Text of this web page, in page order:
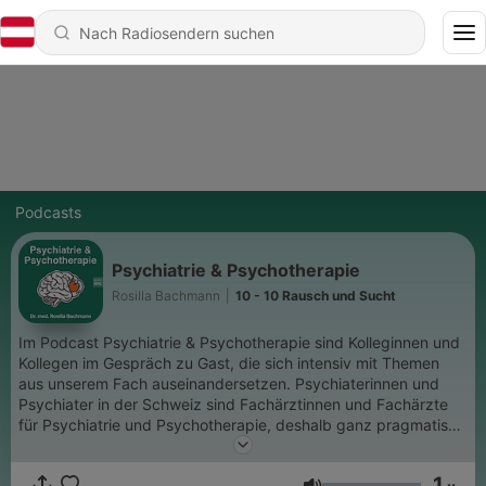
Podcasts
Psychiatrie & Psychotherapie
Rosilla Bachmann 10 - 10 Rausch und Sucht
Im Podcast Psychiatrie & Psychotherapie sind Kolleginnen und
Kollegen im Gespräch zu Gast, die sich intensiv mit Themen
aus unserem Fach auseinandersetzen. Psychiaterinnen und
Psychiater in der Schweiz sind Fachärztinnen und Fachärzte
für Psychiatrie und Psychotherapie, deshalb ganz pragmatisch
der Name des Podcasts gleich wie unser Fach. Unser Fach